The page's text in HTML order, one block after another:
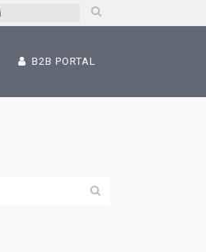
B2B PORTAL